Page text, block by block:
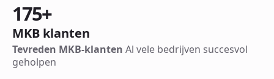
175+
MKB klanten
Tevreden MKB-klanten Al vele bedrijven succesvol
geholpen